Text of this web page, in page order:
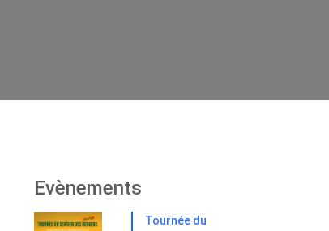
Evènements
Tournée du